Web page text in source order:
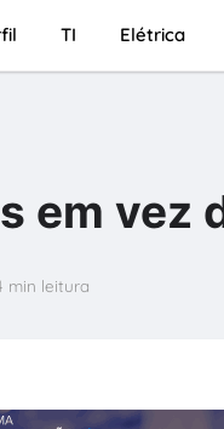
TI Elétrica
em vez
min leitura